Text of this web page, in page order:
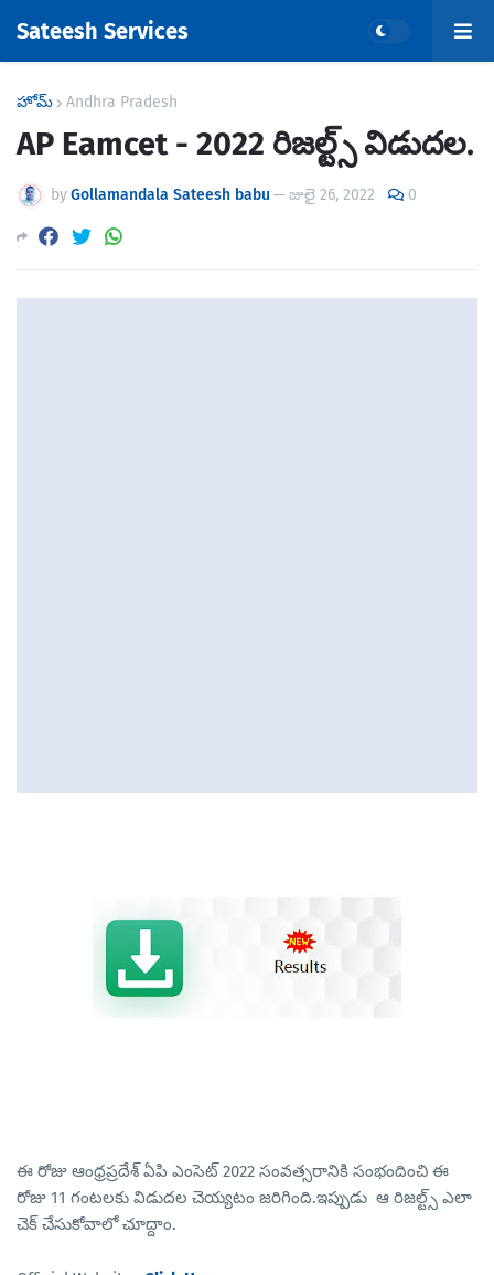
Sateesh Services
హోమ్ Andhra Pradesh
AP Eamcet - 2022 రిజల్ట్స్ విడుదల.
byGollamandala Sateesh babu —జులై 26, 2022 0
ఈ రోజు ఆంధ్రప్రదేశ్ ఏపి ఎంసెట్ 2022 సంవత్సరానికి సంభందించి ఈ
రోజు 11 గంటలకు విడుదల చెయ్యటం జరిగింది.ఇప్పుడు ఆ రిజల్ట్స్ ఎలా
చెక్ చేసుకోవాలో చూద్దాం.